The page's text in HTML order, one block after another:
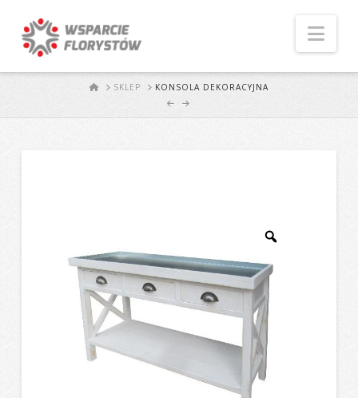
STARTSKLEP KONSOLA DEKORACYJNA